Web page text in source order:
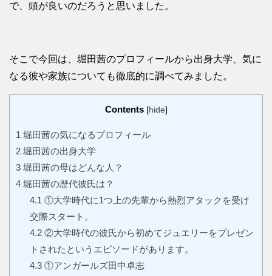
で、頭が良いのだろうと思いました。
そこで今回は、堀田茜のプロフィールから出身大学、気に
なる彼や家族についても徹底的に調べてみました。
Contents [hide]
1 堀田茜の気になるプロフィール
2 堀田茜の出身大学
3 堀田茜の母はどんな人？
4 堀田茜の歴代彼氏は？
4.1 ①大学時代に1つ上の先輩から熱烈アタックを受け
交際スタート。
4.2②大学時代の彼氏から初めてジュエリーをプレゼン
トされたというエピソードがあります。
4.3①アンガールズ田中卓志